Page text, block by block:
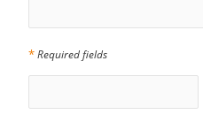
* Required fields